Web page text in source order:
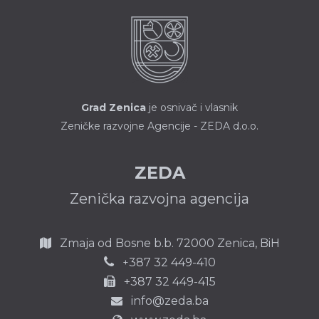
Adriatica
biračkog
odbora u
osnovnim
jedinicama u
Hercegovini
Grad Zenica je osnivač i vlasnik
Zeničke razvojne Agencije - ZEDA d.o.o.
ZEDA
Zenička razvojna agencija
Zmaja od Bosne b.b. 72000 Zenica, BiH
+387 32 449-410
+387 32 449-415
info@zeda.ba